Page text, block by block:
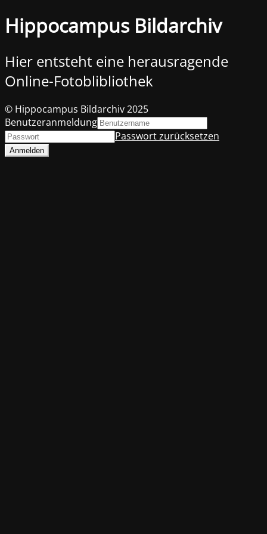
Hippocampus Bildarchiv
Hier entsteht eine herausragende
Online-Fotoblibliothek
© Hippocampus Bildarchiv 2025
Benutzeranmeldung
Passwort zurücksetzen